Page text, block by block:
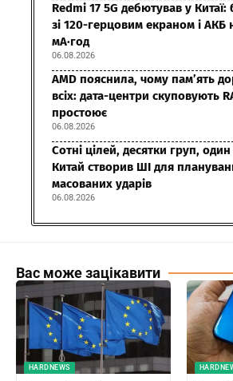
Redmi 17 5G дебютував у
зі 120-герцовим екраном і АКБ
мА·год
06.08.2026
AMD пояснила, чому пам’ять
всіх: дата-центри скуповують
простоює
06.08.2026
Сотні цілей, десятки груп,
Китай створив ШІ для
масованих ударів
06.08.2026
Вас може зацікавити
HARDNEWS